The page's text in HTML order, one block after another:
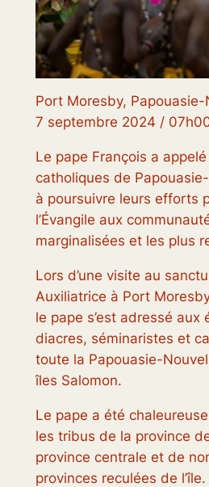
Port Moresby,
7 septembre 2024 /
Le pape François a
catholiques de
à poursuivre leurs efforts
l’Évangile aux
marginalisées et les plus
Lors d’une visite au
Auxiliatrice à Port
le pape s’est adressé aux
diacres, séminaristes et
toute la Papouasie-
îles Salomon.
Le pape a été
les tribus de la province
province centrale et de
provinces reculées de